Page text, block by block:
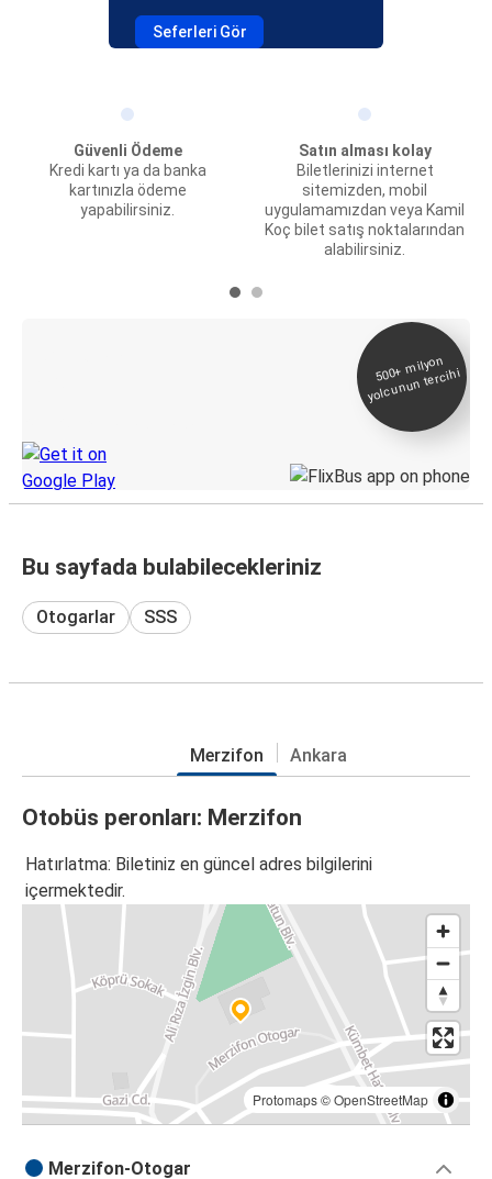
Seferleri Gör
Güvenli Ödeme
Kredi kartı ya da banka
kartınızla ödeme
yapabilirsiniz.
Satın alması kolay
Biletlerinizi internet
sitemizden, mobil
uygulamamızdan veya Kamil
Koç bilet satış noktalarından
alabilirsiniz.
500+
milyon
yolcunun tercihi
Bu sayfada bulabilecekleriniz
Otogarlar SSS
Merzifon Ankara
Otobüs peronları: Merzifon
Hatırlatma: Biletiniz en güncel adres bilgilerini
içermektedir.
Protomaps©OpenStreetMap
Merzifon-Otogar